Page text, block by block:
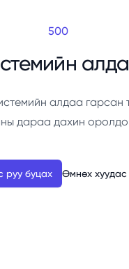
500
алдаа гарсан
дараа дахин
руу буцах Өмнөх хуудас